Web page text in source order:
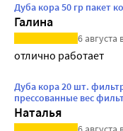
Дуба кора 50 гр пакет
Галина
6 августа
отлично работает
Дуба кора 20 шт.
прессованные вес
Наталья